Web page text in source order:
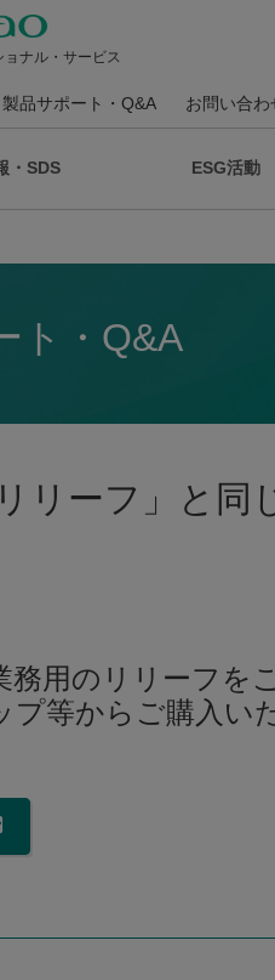
ナル・サービス
製品サポート・Q&A お問い合わ
・SDS ESG活動
ト・Q&A
リーフ」と同
務用のリリーフを
プ等からご購入い